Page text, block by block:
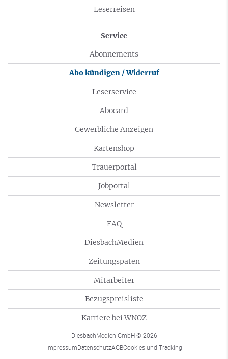
Leserreisen
Service
Abonnements
Abo kündigen / Widerruf
Leserservice
Abocard
Gewerbliche Anzeigen
Kartenshop
Trauerportal
Jobportal
Newsletter
FAQ
DiesbachMedien
Zeitungspaten
Mitarbeiter
Bezugspreisliste
Karriere bei WNOZ
DiesbachMedien GmbH © 2026
ImpressumDatenschutzAGBCookies und Tracking